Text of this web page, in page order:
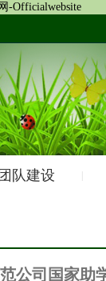
-Officialwebsite
团队建设
公司国家助